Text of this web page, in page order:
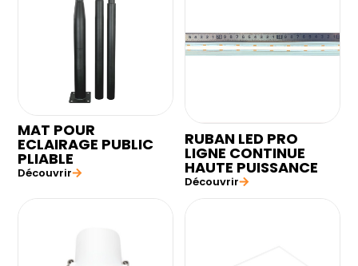
MAT POUR
ECLAIRAGE PUBLIC
PLIABLE
Découvrir
RUBAN LED PRO
LIGNE CONTINUE
HAUTE PUISSANCE
Découvrir